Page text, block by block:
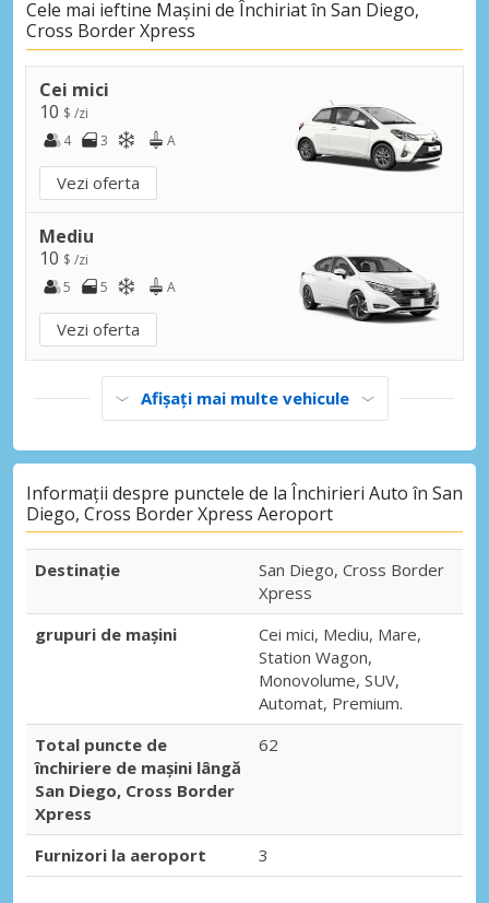
Cele mai ieftine Mașini de Închiriat în San Diego,
Cross Border Xpress
Cei mici
10 $ /zi
4
3 A
Vezi oferta
Mediu
10 $ /zi
5
5 A
Vezi oferta
Afișați mai multe vehicule
Informații despre punctele de la Închirieri Auto în San
Diego, Cross Border Xpress Aeroport
Destinaţie
San Diego, Cross Border
Xpress
grupuri de mașini
Cei mici, Mediu, Mare,
Station Wagon,
Monovolume, SUV,
Automat, Premium.
Total puncte de
închiriere de mașini lângă
San Diego, Cross Border
Xpress
62
Furnizori la aeroport 3